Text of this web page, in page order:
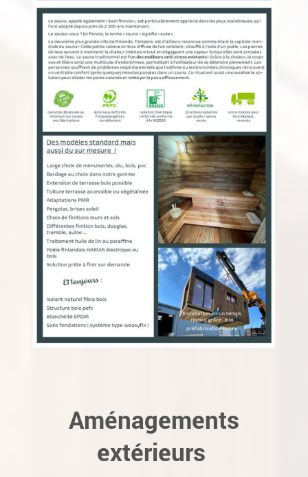
Aménagements
extérieurs